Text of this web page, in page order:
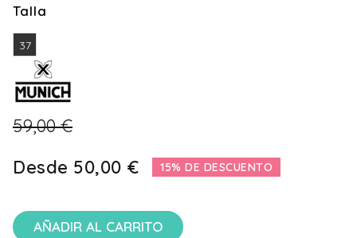
Talla
37
59,00 €
Desde 50,00 € 15% DE DESCUENTO
AÑADIR AL CARRITO